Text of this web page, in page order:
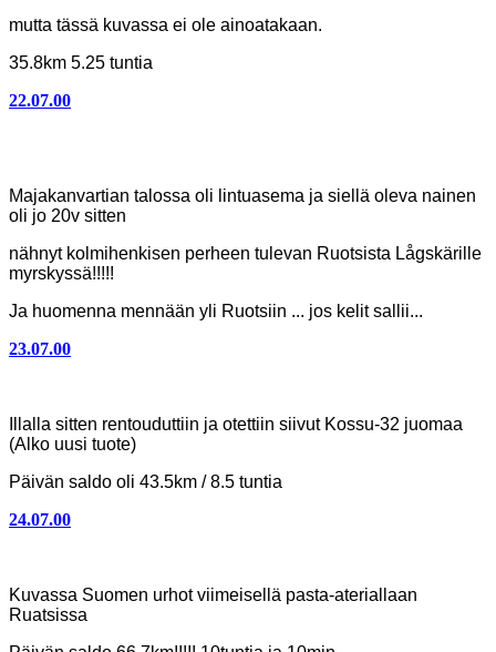
mutta tässä kuvassa ei ole ainoatakaan.
35.8km 5.25 tuntia
22.07.00
Majakanvartian talossa oli lintuasema ja siellä oleva nainen
oli jo 20v sitten
nähnyt kolmihenkisen perheen tulevan Ruotsista Lågskärille
myrskyssä!!!!!
Ja huomenna mennään yli Ruotsiin ... jos kelit sallii...
23.07.00
Illalla sitten rentouduttiin ja otettiin siivut Kossu-32 juomaa
(Alko uusi tuote)
Päivän saldo oli 43.5km / 8.5 tuntia
24.07.00
Kuvassa Suomen urhot viimeisellä pasta-ateriallaan
Ruatsissa